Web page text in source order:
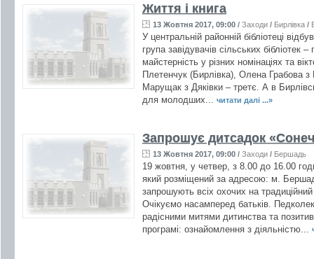
Життя і книга
13 Жовтня 2017, 09:00 / Заходи / Бирлівка /
У центральній районній бібліотеці
група завідувачів сільських
майстерність у різних номінаціях та
Плетенчук (Бирлівка), Олена Грабова з
Марущак з Дяківки – третє. А в
для молодших...
читати далі ...»
Запрошує дитсадок
13 Жовтня 2017, 09:00 / Заходи / Бершадь
19 жовтня, у четвер, з 8.00 до 16.00
який розміщений за адресою: м.
запрошують всіх охочих на
Очікуємо насамперед батьків.
радісними митями дитинства та
програмі: ознайомлення з діяльністю...